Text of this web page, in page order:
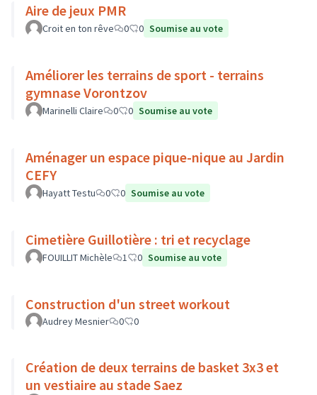
Aire de jeux PMR
Croit en ton rêve 0 0 Soumise au vote
Améliorer les terrains de sport - terrains
gymnase Vorontzov
Marinelli Claire 0 0 Soumise au vote
Aménager un espace pique-nique au Jardin
CEFY
Hayatt Testu 0 0 Soumise au vote
Cimetière Guillotière : tri et recyclage
FOUILLIT Michèle 1 0 Soumise au vote
Construction d'un street workout
Audrey Mesnier 0 0
Création de deux terrains de basket 3x3 et
un vestiaire au stade Saez